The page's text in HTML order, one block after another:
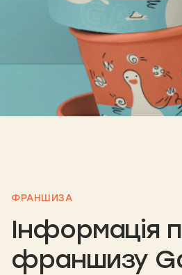
ФРАНШИЗА
Інформація
франшизу